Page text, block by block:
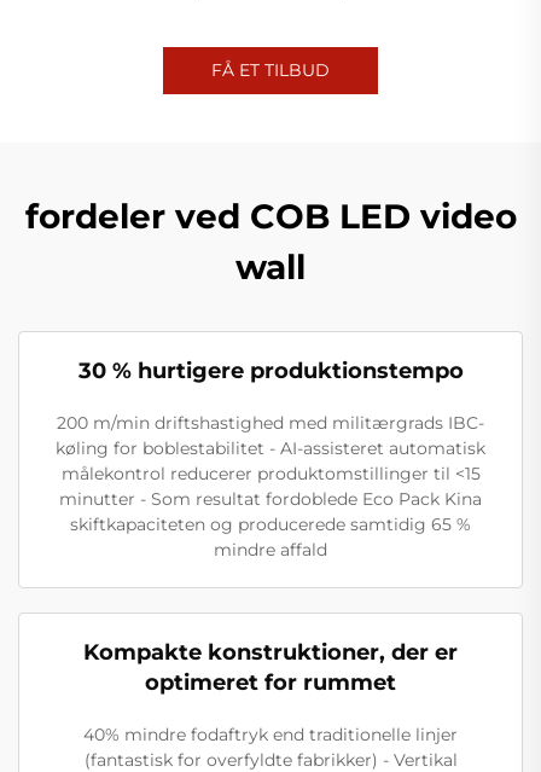
FÅ ET TILBUD
fordeler ved COB LED video
wall
30 % hurtigere produktionstempo
200 m/min driftshastighed med militærgrads IBC-
køling for boblestabilitet - AI-assisteret automatisk
målekontrol reducerer produktomstillinger til <15
minutter - Som resultat fordoblede Eco Pack Kina
skiftkapaciteten og producerede samtidig 65 %
mindre affald
Kompakte konstruktioner, der er
optimeret for rummet
40% mindre fodaftryk end traditionelle linjer
(fantastisk for overfyldte fabrikker) - Vertikal